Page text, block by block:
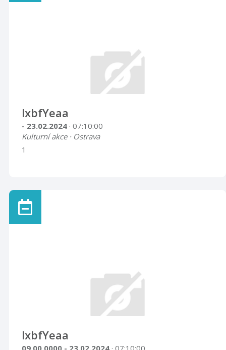
lxbfYeaa
- 23.02.2024 · 07:10:00
Kulturní akce · Ostrava
1
lxbfYeaa
09.00.0000 - 23.02.2024 · 07:10:00